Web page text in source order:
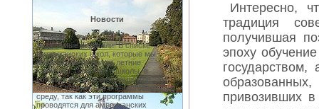
Интересно,
традиция
получившая
эпоху
привозивших
Новости
15.02.13
Уважаемые родители! В списке
американских школ, которые мы
предлагаем детям на летние
каникулы, появились школы, в
которых нет русских студентов. Это
полное погружение в англоговорящую
среду, так как эти программы
проводятся для американских